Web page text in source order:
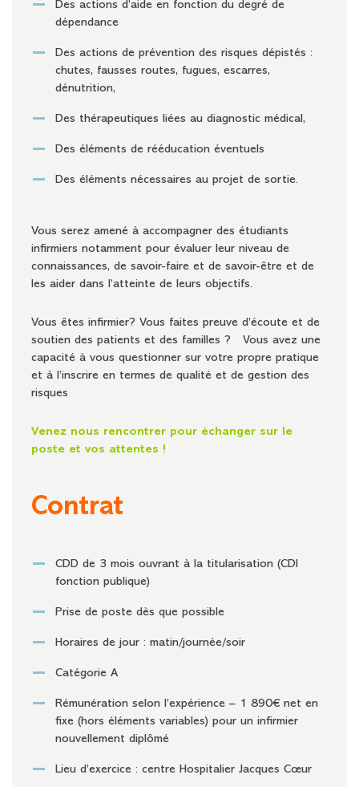
Des actions d’aide en fonction du degré de
dépendance
Des actions de prévention des risques dépistés :
chutes, fausses routes, fugues, escarres,
dénutrition,
Des thérapeutiques liées au diagnostic médical,
Des éléments de rééducation éventuels
Des éléments nécessaires au projet de sortie.
Vous serez amené à accompagner des étudiants
infirmiers notamment pour évaluer leur niveau de
connaissances, de savoir-faire et de savoir-être et de
les aider dans l’atteinte de leurs objectifs.
Vous êtes infirmier? Vous faites preuve d’écoute et de
soutien des patients et des familles ? Vous avez une
capacité à vous questionner sur votre propre pratique
et à l’inscrire en termes de qualité et de gestion des
risques
Venez nous rencontrer pour échanger sur le
poste et vos attentes !
Contrat
CDD de 3 mois ouvrant à la titularisation (CDI
fonction publique)
Prise de poste dès que possible
Horaires de jour : matin/journée/soir
Catégorie A
Rémunération selon l’expérience – 1 890€ net en
fixe (hors éléments variables) pour un infirmier
nouvellement diplômé
Lieu d’exercice : centre Hospitalier Jacques Cœur